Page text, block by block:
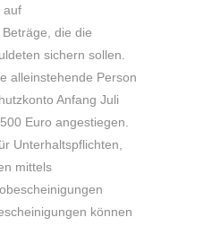
auf
die die
sichern sollen.
alleinstehende Person
Anfang Juli
Euro angestiegen.
Unterhaltspflichten,
mittels
können